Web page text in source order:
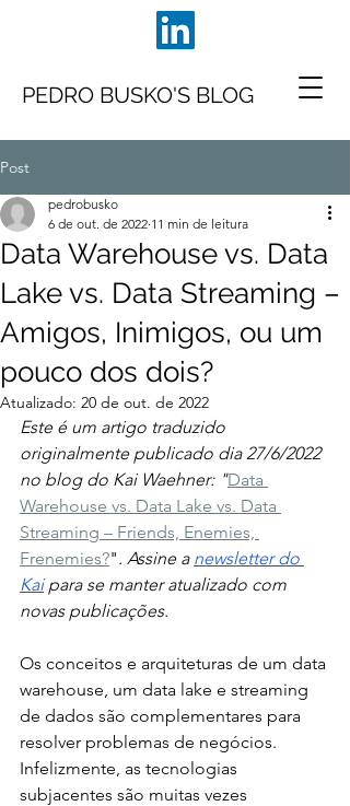
PEDRO BUSKO'S BLOG
Post
Data Warehouse vs. Data
Lake vs. Data Streaming –
Amigos, Inimigos, ou um
pouco dos dois?
pedrobusko
6 de out. de 2022 11 min de leitura
Atualizado: 20 de out. de 2022
Este é um artigo traduzido
originalmente publicado dia 27/6/2022
no blog do Kai Waehner: "Data
Warehouse vs. Data Lake vs. Data
Streaming – Friends, Enemies,
Frenemies?". Assine a newsletter do
Kai para se manter atualizado com
novas publicações.
Os conceitos e arquiteturas de um data
warehouse, um data lake e streaming
de dados são complementares para
resolver problemas de negócios.
Infelizmente, as tecnologias
subjacentes são muitas vezes